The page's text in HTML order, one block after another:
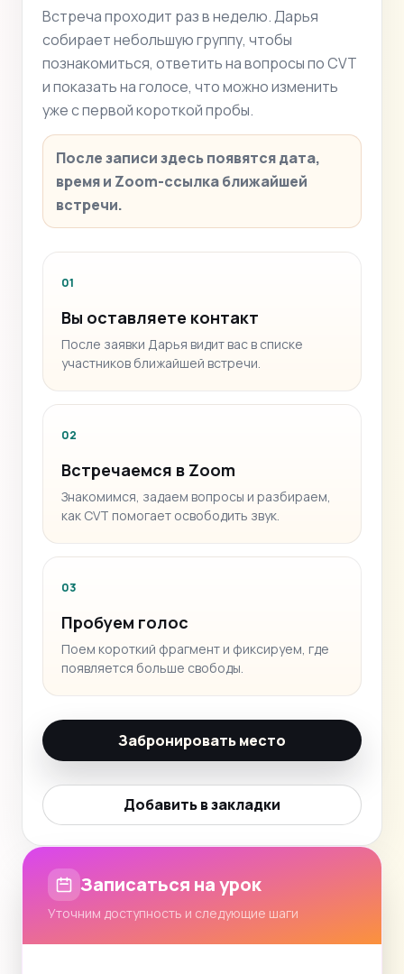
Встреча проходит раз в неделю. Дарья
собирает небольшую группу, чтобы
познакомиться, ответить на вопросы по CVT
и показать на голосе, что можно изменить
уже с первой короткой пробы.
После записи здесь появятся дата,
время и Zoom-ссылка ближайшей
встречи.
01
Вы оставляете контакт
После заявки Дарья видит вас в списке
участников ближайшей встречи.
02
Встречаемся в Zoom
Знакомимся, задаем вопросы и разбираем,
как CVT помогает освободить звук.
03
Пробуем голос
Поем короткий фрагмент и фиксируем, где
появляется больше свободы.
Забронировать место
Добавить в закладки
Записаться на урок
Уточним доступность и следующие шаги